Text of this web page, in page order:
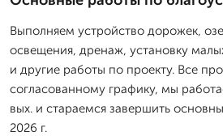
Выполняем устройство дорожек,
освещения, дренаж, установку
и другие работы по проекту. Все
согласованному графику, мы
вых. и стараемся завершить
2026 г.